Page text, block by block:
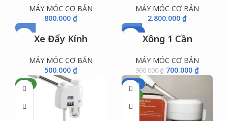
MÁY MÓC CƠ BẢN
800.000 ₫
MÁY MÓC CƠ BẢN
2.800.000 ₫
Xe Đẩy Kính
MÁY MÓC CƠ BẢN
500.000 ₫
-22%
Xông 1 Cần
MÁY MÓC CƠ BẢN
900.000₫ 700.000 ₫
NEW
-17%